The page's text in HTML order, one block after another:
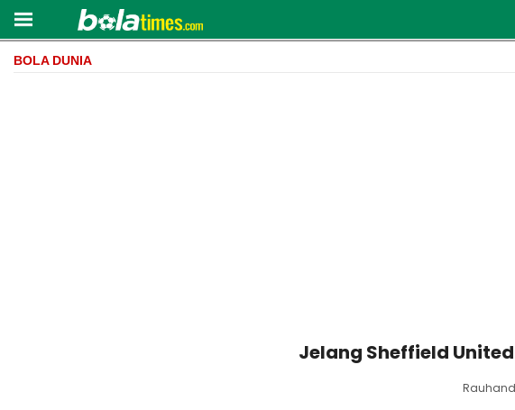
BOLA DUNIA
Jelang Sheffield